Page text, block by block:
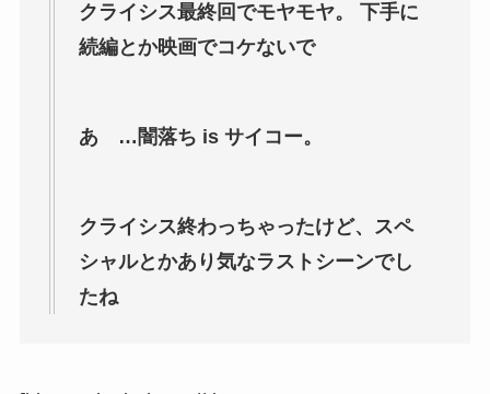
クライシス最終回でモヤモヤ。 下手に
続編とか映画でコケないで
あゝ…闇落ち is サイコー。
クライシス終わっちゃったけど、スペ
シャルとかあり気なラストシーンでし
たね